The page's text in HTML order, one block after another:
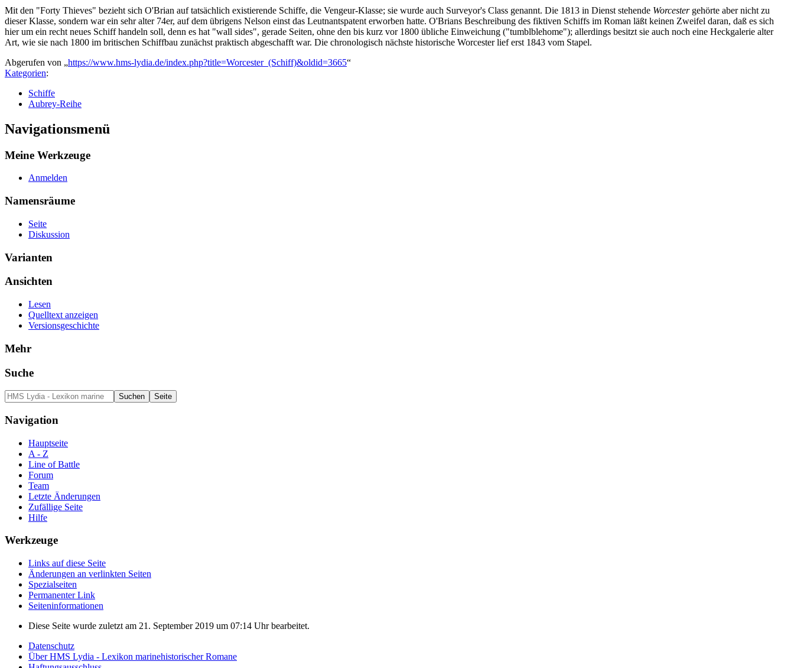
Mit den "Forty Thieves" bezieht sich O'Brian auf tatsächlich existierende Schiffe, die Vengeur-Klasse; sie wurde auch Surveyor's Class genannt. Die 1813 in Dienst stehende Worcestergehörte aber nicht zu
dieser Klasse, sondern war ein sehr alter 74er, auf dem übrigens Nelson einst das Leutnantspatent erworben hatte. O'Brians Beschreibung des fiktiven Schiffs im Roman läßt keinen Zweifel daran, daß es sich
hier um ein recht neues Schiff handeln soll, denn es hat "wall sides", gerade Seiten, ohne den bis kurz vor 1800 übliche Einweichung ("tumblblehome"); allerdings besitzt sie auch noch eine Heckgalerie alter
Art, wie sie nach 1800 im britischen Schiffbau zunächst praktisch abgeschafft war. Die chronologisch nächste historische Worcester lief erst 1843 vom Stapel.
Abgerufen von „https://www.hms-lydia.de/index.php?title=Worcester_(Schiff)&oldid=3665“
Kategorien:
Schiffe
Aubrey-Reihe
Navigationsmenü
Meine Werkzeuge
Anmelden
Namensräume
Seite
Diskussion
Varianten
Ansichten
Lesen
Quelltext anzeigen
Versionsgeschichte
Mehr
Suche
Navigation
Hauptseite
A - Z
Line of Battle
Forum
Team
Letzte Änderungen
Zufällige Seite
Hilfe
Werkzeuge
Links auf diese Seite
Änderungen an verlinkten Seiten
Spezialseiten
Permanenter Link
Seiten­informationen
Diese Seite wurde zuletzt am 21. September 2019 um 07:14 Uhr bearbeitet.
Datenschutz
Über HMS Lydia - Lexikon marinehistorischer Romane